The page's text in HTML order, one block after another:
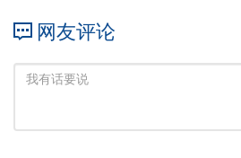
网友评论